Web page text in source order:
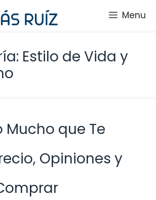
Menu
Estilo de Vida y
Mucho que Te
Opiniones y